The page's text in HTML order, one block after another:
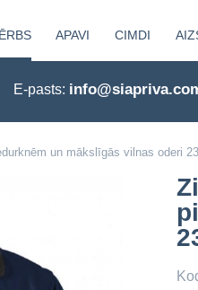
APAVI CIMDI
E-pasts:
un mākslīgās vilnas oderi